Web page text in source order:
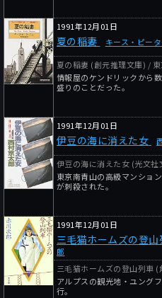
1991年12月01日
夏の稲妻 キース・ピー
夏の稲妻 (創元推理文庫) /
情報屋のケンドリックから
盛りのことだった。
1991年12月01日
伊豆の海に消えた女
伊豆の海に消えた女 (光文
東京南青山の高級マンショ
が刺殺された。
1991年12月01日
三毛猫ホームズの登山
郎
三毛猫ホームズの登山列車
アルプスの観光地・ユング
行。